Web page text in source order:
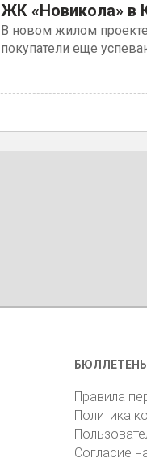
ЖК «Новикола» в
В новом жилом
покупатели еще
Правила
Политика
Согласие